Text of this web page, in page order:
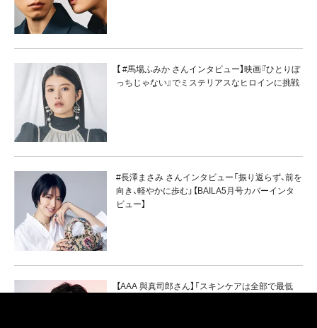
【 #馬場ふみか さんインタビュー】映画『ひとりぼ
っちじゃない』でミステリアスなヒロインに挑戦
#長澤まさみ さんインタビュー「振り返らず、前を
向き、軽やかに歩む」【BAILA5月号カバーインタ
ビュー】
【AAA 與真司郎さん】「スキンケアは全部で最低